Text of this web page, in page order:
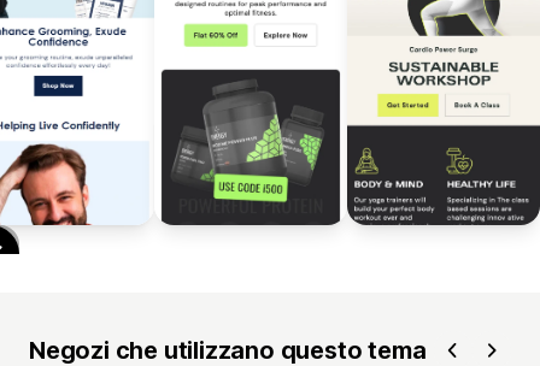
Negozi che utilizzano questo tema